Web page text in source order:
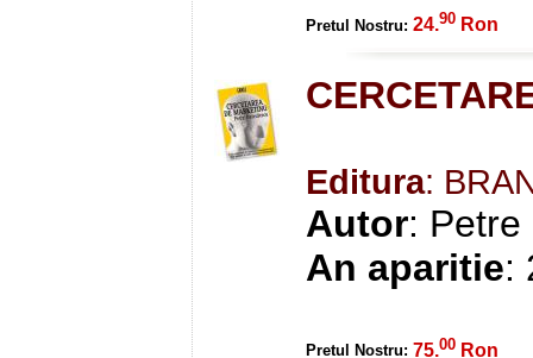
Pretul Nostru: 24.90 Ron
Editura:
Autor:
An aparitie:
Pretul Nostru: 75.00 Ron